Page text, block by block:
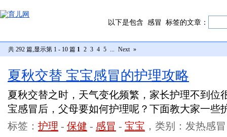
以下是包含 感冒 标签的文章：
共 292 篇,显示第 1 - 10 篇 1 2 3 4 5 ... Next »
夏秋交替 宝宝感冒的护理攻略
夏秋交替之时，天气变化频繁，家长护理不到位
宝感冒后，父母要如何护理呢？下面教大家一些
标签： 护理 - 保健 - 感冒 - 宝宝 ，类别：发热感冒